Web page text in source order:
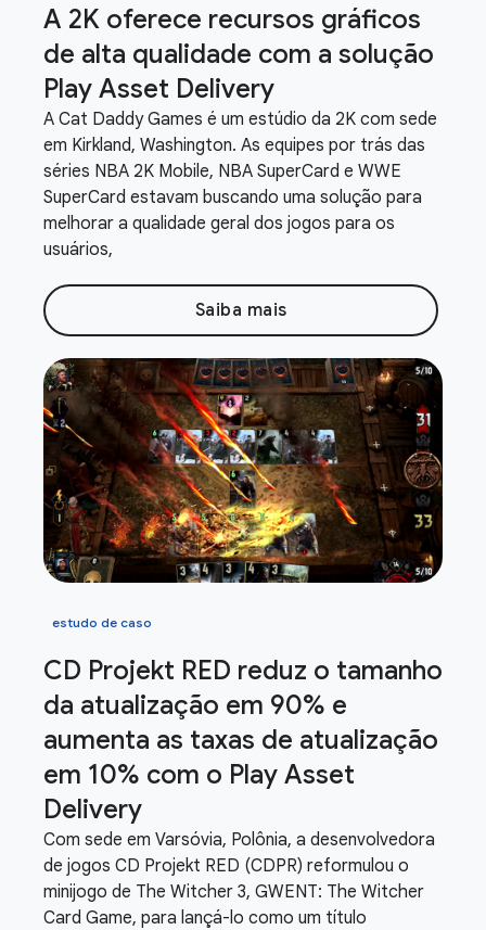
A 2K oferece recursos gráficos
de alta qualidade com a solução
Play Asset Delivery
A Cat Daddy Games é um estúdio da 2K com sede
em Kirkland, Washington. As equipes por trás das
séries NBA 2K Mobile, NBA SuperCard e WWE
SuperCard estavam buscando uma solução para
melhorar a qualidade geral dos jogos para os
usuários,
Saiba mais
estudo de caso
CD Projekt RED reduz o tamanho
da atualização em 90% e
aumenta as taxas de atualização
em 10% com o Play Asset
Delivery
Com sede em Varsóvia, Polônia, a desenvolvedora
de jogos CD Projekt RED (CDPR) reformulou o
minijogo de The Witcher 3, GWENT: The Witcher
Card Game, para lançá-lo como um título